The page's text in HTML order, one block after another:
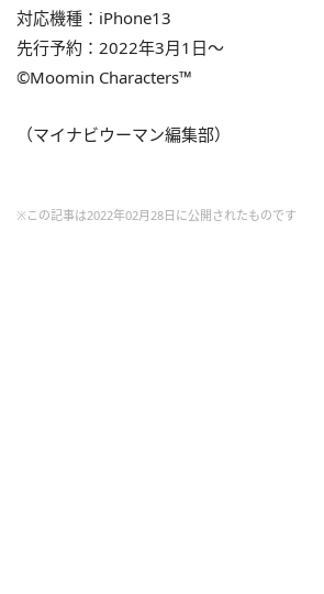
対応機種：iPhone13
先行予約：2022年3月1日～
©Moomin Characters™
（マイナビウーマン編集部）
※この記事は2022年02月28日に公開されたものです